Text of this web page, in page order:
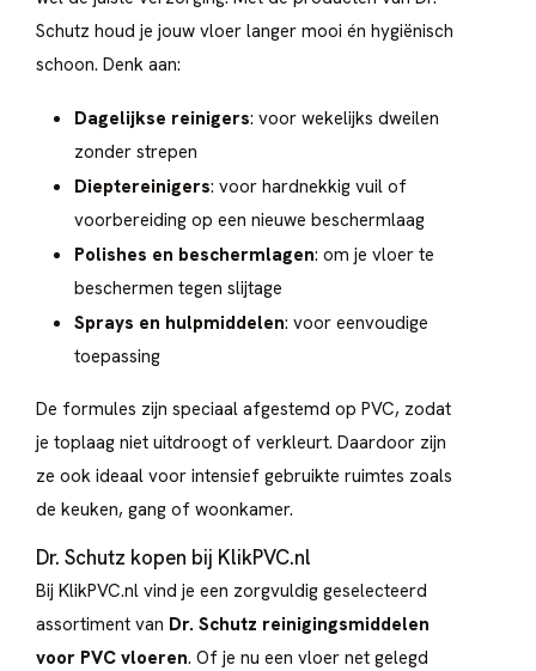
Schutz houd je jouw vloer langer mooi én hygiënisch
schoon. Denk aan:
Dagelijkse reinigers: voor wekelijks dweilen
zonder strepen
Dieptereinigers: voor hardnekkig vuil of
voorbereiding op een nieuwe beschermlaag
Polishes en beschermlagen: om je vloer te
beschermen tegen slijtage
Sprays en hulpmiddelen: voor eenvoudige
toepassing
De formules zijn speciaal afgestemd op PVC, zodat
je toplaag niet uitdroogt of verkleurt. Daardoor zijn
ze ook ideaal voor intensief gebruikte ruimtes zoals
de keuken, gang of woonkamer.
Dr. Schutz kopen bij KlikPVC.nl
Bij KlikPVC.nl vind je een zorgvuldig geselecteerd
assortiment van Dr. Schutz reinigingsmiddelen
voor PVC vloeren. Of je nu een vloer net gelegd